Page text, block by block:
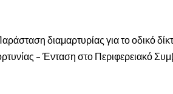
διαμαρτυρίας για το οδικό
– Ένταση στο Περιφερειακό